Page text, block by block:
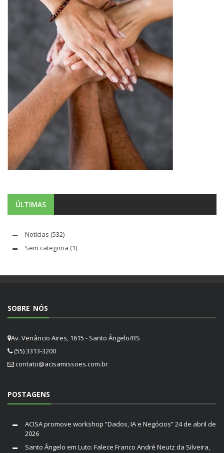
ÚLTIMAS
Notícias (532)
Sem categoria (1)
SOBRE NÓS
Av. Venâncio Aires, 1615 - Santo Ângelo/RS
(55) 3313-3200
contato@acisamissoes.com.br
POSTAGENS
ACISA promove workshop “Dados, IA e Negócios”24 de abril de
2026
Santo Ângelo em Luto: Falece Franco André Neutz da Silveira,